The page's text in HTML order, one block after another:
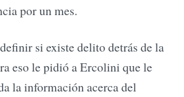
por un mes.
si existe delito detrás de la
eso le pidió a Ercolini que le
la información acerca del